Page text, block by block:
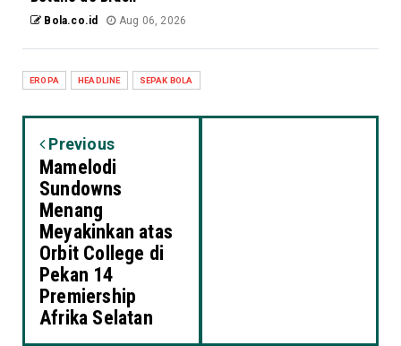
Bola.co.id Aug 06, 2026
EROPA HEADLINE SEPAK BOLA
Previous
Mamelodi
Sundowns
Menang
Meyakinkan atas
Orbit College di
Pekan 14
Premiership
Afrika Selatan